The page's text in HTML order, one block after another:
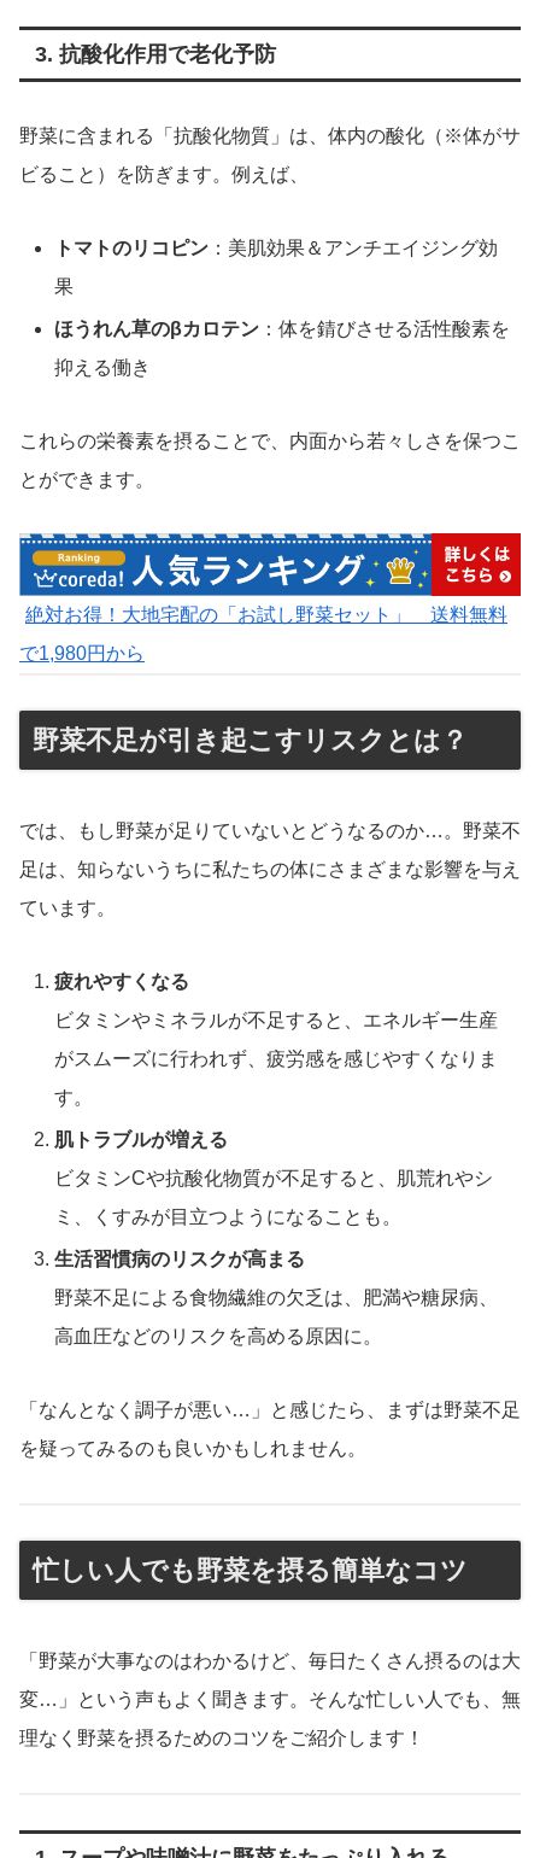
3. 抗酸化作用で老化予防
野菜に含まれる「抗酸化物質」は、体内の酸化（※体がサ
ビること）を防ぎます。例えば、
トマトのリコピン ：美肌効果＆アンチエイジング効
果
ほうれん草のβカロテン ：体を錆びさせる活性酸素を
抑える働き
これらの栄養素を摂ることで、内面から若々しさを保つこ
とができます。
絶対お得！大地宅配の「お試し野菜セット」 送料無料
で1,980円から
野菜不足が引き起こすリスクとは？
では、もし野菜が足りていないとどうなるのか…。野菜不
足は、知らないうちに私たちの体にさまざまな影響を与え
ています。
疲れやすくなる
ビタミンやミネラルが不足すると、エネルギー生産
がスムーズに行われず、疲労感を感じやすくなりま
す。
肌トラブルが増える
ビタミンCや抗酸化物質が不足すると、肌荒れやシ
ミ、くすみが目立つようになることも。
生活習慣病のリスクが高まる
野菜不足による食物繊維の欠乏は、肥満や糖尿病、
高血圧などのリスクを高める原因に。
「なんとなく調子が悪い…」と感じたら、まずは野菜不足
を疑ってみるのも良いかもしれません。
忙しい人でも野菜を摂る簡単なコツ
「野菜が大事なのはわかるけど、毎日たくさん摂るのは大
変…」という声もよく聞きます。そんな忙しい人でも、無
理なく野菜を摂るためのコツをご紹介します！